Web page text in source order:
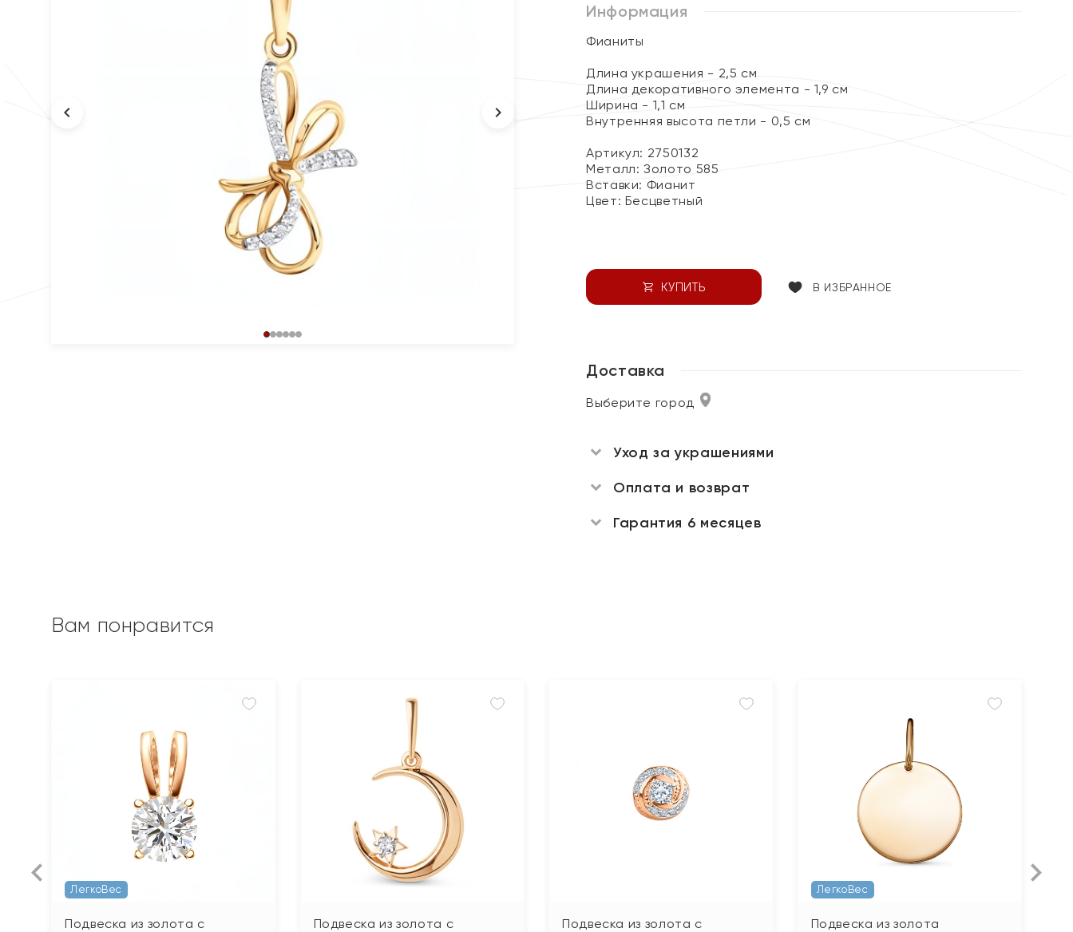
Информация
Фианиты
Длина украшения - 2,5 см
Длина декоративного элемента - 1,9 см
Ширина - 1,1 см
Внутренняя высота петли - 0,5 см
Артикул: 2750132
Металл:Золото 585
Вставки: Фианит
Цвет: Бесцветный
КУПИТЬ В ИЗБРАННОЕ
Доставка
Выберите город
Уход за украшениями
Оплата и возврат
Гарантия 6 месяцев
Вам понравится
ЛегкоВес
Подвеска из золота с
Подвеска из золота с
Подвеска из золота с
ЛегкоВес
Подвеска из золота